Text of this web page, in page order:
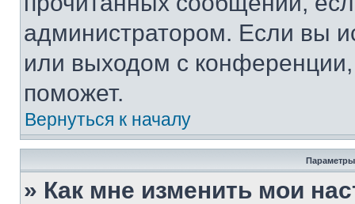
администратором. Если вы
или выходом с
поможет.
Вернуться к началу
Параметры
» Как мне изменить мои